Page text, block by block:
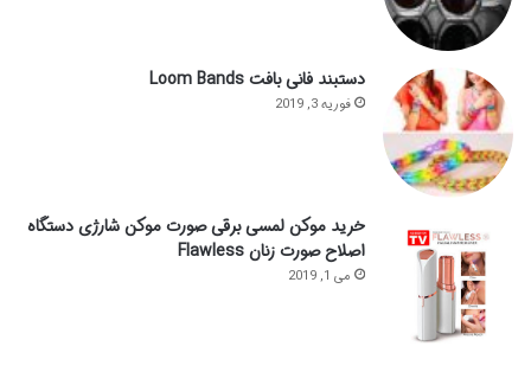
دستبند فانی بافت Loom Bands
فوریه 3, 2019
خرید موکن لمسی برقی صورت موکن شارژی دستگاه
اصلاح صورت زنان Flawless
می 1, 2019